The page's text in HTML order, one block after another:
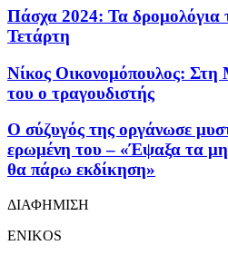
Πάσχα 2024: Τα
Τετάρτη
Νίκος Οικονομόπουλος: Στη
του ο τραγουδιστής
Ο σύζυγός της οργάνωσε
ερωμένη του – «Έψαξα τα
θα πάρω εκδίκηση»
ΔΙΑΦΗΜΙΣΗ
ENIKOS